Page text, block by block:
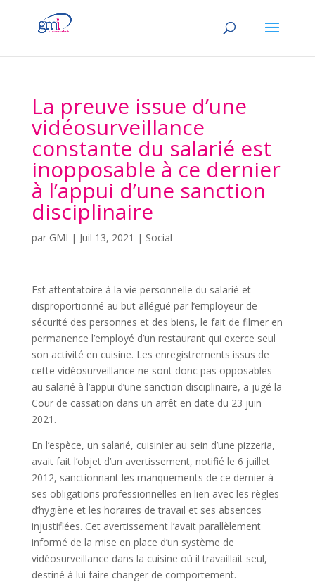
La preuve issue d’une
vidéosurveillance
constante du salarié est
inopposable à ce dernier
à l’appui d’une sanction
disciplinaire
par GMI | Juil 13, 2021 | Social
Est attentatoire à la vie personnelle du salarié et
disproportionné au but allégué par l’employeur de
sécurité des personnes et des biens, le fait de filmer en
permanence l’employé d’un restaurant qui exerce seul
son activité en cuisine. Les enregistrements issus de
cette vidéosurveillance ne sont donc pas opposables
au salarié à l’appui d’une sanction disciplinaire, a jugé la
Cour de cassation dans un arrêt en date du 23 juin
2021.
En l’espèce, un salarié, cuisinier au sein d’une pizzeria,
avait fait l’objet d’un avertissement, notifié le 6 juillet
2012, sanctionnant les manquements de ce dernier à
ses obligations professionnelles en lien avec les règles
d’hygiène et les horaires de travail et ses absences
injustifiées. Cet avertissement l’avait parallèlement
informé de la mise en place d’un système de
vidéosurveillance dans la cuisine où il travaillait seul,
destiné à lui faire changer de comportement.